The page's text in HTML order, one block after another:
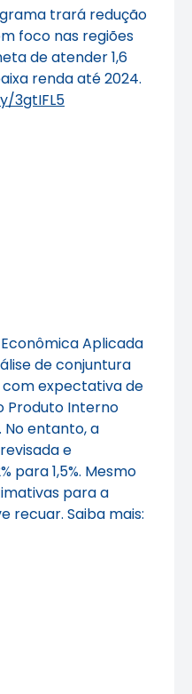
trará redução
foco nas regiões
de atender 1,6
renda até 2024.
3gtIFL5
Aplicada
de conjuntura
expectativa de
Produto Interno
No entanto, a
e
para 1,5%. Mesmo
para a
recuar. Saiba mais: